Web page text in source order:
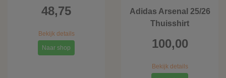
48,75
Bekijk details
Naar shop
Adidas Arsenal 25/26
Thuisshirt
100,00
Bekijk details